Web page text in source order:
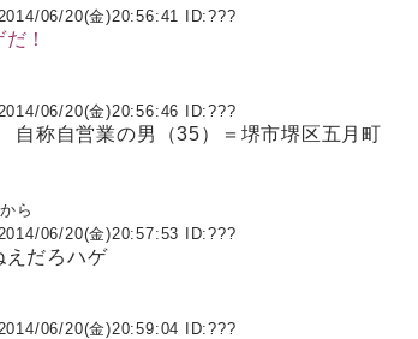
06/20(金)20:56:41 ID:???
！
06/20(金)20:56:46 ID:???
称自営業の男（35）＝堺市堺区五月町
ら
06/20(金)20:57:53 ID:???
えだろハゲ
06/20(金)20:59:04 ID:???